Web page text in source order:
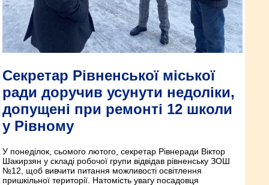
Секретар Рівненської міської
ради доручив усунути недоліки,
допущені при ремонті 12 школи
у Рівному
У понеділок, сьомого лютого, секретар Рівнеради Віктор
Шакирзян у складі робочої групи відвідав рівненську ЗОШ
№12, щоб вивчити питання можливості освітлення
пришкільної території. Натомість увагу посадовця